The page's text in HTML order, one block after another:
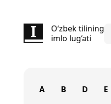
O‘zbek tilining
imlo lug‘ati
A B D E